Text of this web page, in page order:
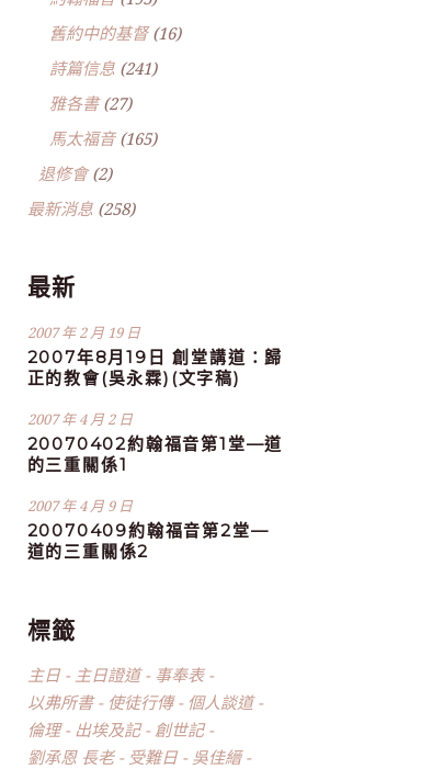
舊約中的基督(16)
詩篇信息(241)
雅各書(27)
馬太福音(165)
退修會(2)
最新消息(258)
最新
2007 年 2 月 19 日
2007年8月19日 創堂講道：歸
正的教會(吳永霖)(文字稿)
2007 年 4 月 2 日
20070402約翰福音第1堂—道
的三重關係1
2007 年 4 月 9 日
20070409約翰福音第2堂—
道的三重關係2
標籤
主日 主日證道
事奉表
以弗所書
使徒行傳
個人談道
倫理
出埃及記
創世記
劉承恩 長老
受難日
吳佳縉